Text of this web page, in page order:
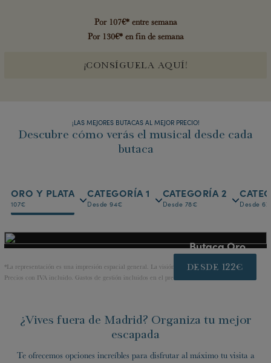
Por 107€* entre semana
Por 130€* en fin de semana
¡CONSÍGUELA AQUÍ!
¡LAS MEJORES BUTACAS AL MEJOR PRECIO!
Descubre cómo verás el musical desde cada
butaca
ORO Y PLATA
107€
CATEGORÍA 1
Desde 94€
CATEGORÍA 2
Desde 78€ Desde
Butaca Oro
DESDE 122€
*La representación es una impresión espacial general. La visión desde tu butaca puede variar.
Precios con IVA incluido. Gastos de gestión incluidos en el precio final.
¿Vives fuera de Madrid? Organiza tu mejor
escapada
Te ofrecemos opciones increíbles para disfrutar al máximo tu visita a